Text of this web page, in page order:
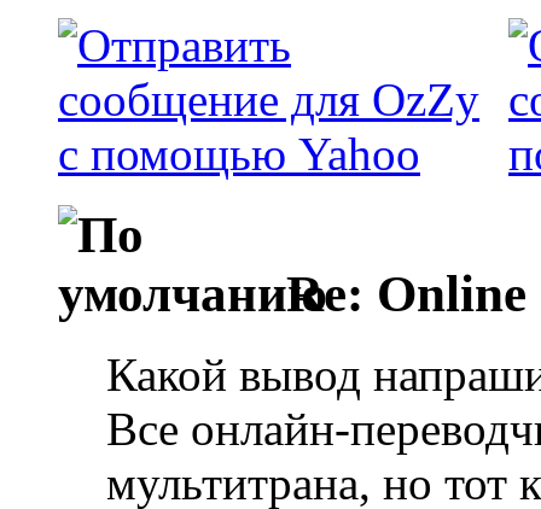
Re: Online
Какой вывод
Все онлайн-
мультитрана, но тот